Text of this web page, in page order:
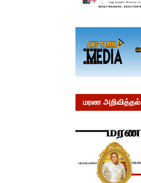
மரண அறிவித்தல்